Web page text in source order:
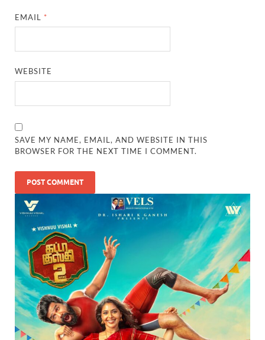
EMAIL *
WEBSITE
SAVE MY NAME, EMAIL, AND WEBSITE IN THIS
BROWSER FOR THE NEXT TIME I COMMENT.